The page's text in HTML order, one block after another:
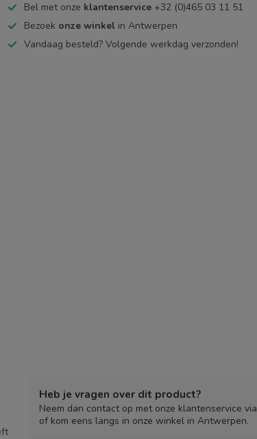
Bel met onze klantenservice +32 (0)465 03 11 51
Bezoek onze winkel in Antwerpen
Vandaag besteld? Volgende werkdag verzonden!
Heb je vragen over dit product?
Neem dan contact op met onze klantenservice via
of kom eens langs in onze winkel in Antwerpen.